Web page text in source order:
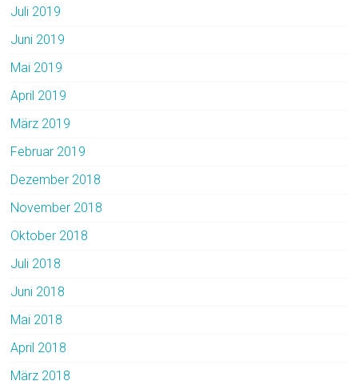
Juli 2019
Juni 2019
Mai 2019
April 2019
März 2019
Februar 2019
Dezember 2018
November 2018
Oktober 2018
Juli 2018
Juni 2018
Mai 2018
April 2018
März 2018